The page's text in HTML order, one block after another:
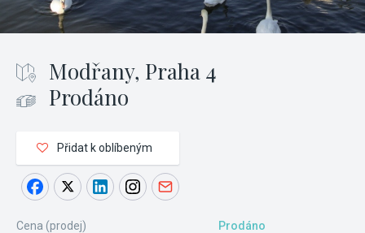
Modřany, Praha 4
Prodáno
Přidat k oblíbeným
Cena (prodej) Prodáno